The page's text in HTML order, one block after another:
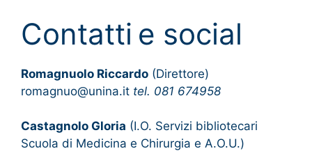
Contatti e social
Romagnuolo Riccardo (Direttore)
romagnuo@unina.it tel. 081 674958
Castagnolo Gloria (I.O. Servizi bibliotecari
Scuola di Medicina e Chirurgia e A.O.U.)